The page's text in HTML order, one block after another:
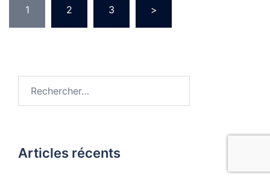
des
publications
1 2 3 >
Articles récents